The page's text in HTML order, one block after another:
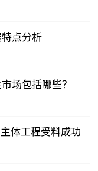
点分析
场包括哪些？
体工程受料成功